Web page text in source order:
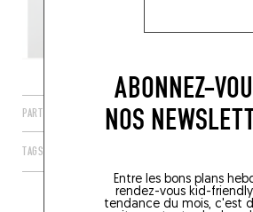
ABONNEZ-
NOS
Entre les bons plans
rendez-vous kid-
tendance du mois, c'est
PARTAGER
TAGS